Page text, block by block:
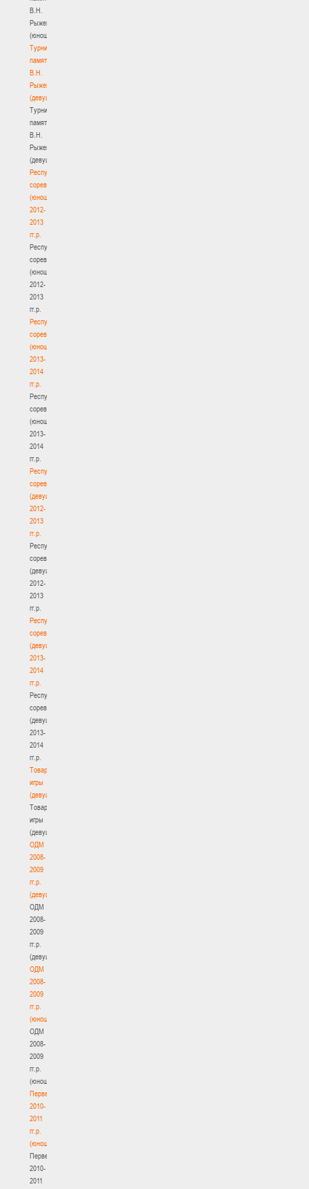
В.Н.
Рыженкова
(юноши)
Турнир
памяти
В.Н.
Рыженкова
(девушки)
Турнир
памяти
В.Н.
Рыженкова
(девушки)
Республиканские
соревнования
(юноши)
2012-
2013
гг.р.
Республиканские
соревнования
(юноши)
2012-
2013
гг.р.
Республиканские
соревнования
(юноши)
2013-
2014
гг.р.
Республиканские
соревнования
(юноши)
2013-
2014
гг.р.
Республиканские
соревнования
(девушки)
2012-
2013
гг.р.
Республиканские
соревнования
(девушки)
2012-
2013
гг.р.
Республиканские
соревнования
(девушки)
2013-
2014
гг.р.
Республиканские
соревнования
(девушки)
2013-
2014
гг.р.
Товарищеские
игры
(девушки)
Товарищеские
игры
(девушки)
ОДМ
2008-
2009
гг.р.
(девушки)
ОДМ
2008-
2009
гг.р.
(девушки)
ОДМ
2008-
2009
гг.р.
(юноши)
ОДМ
2008-
2009
гг.р.
(юноши)
Первенство
2010-
2011
гг.р.
(юноши)
Первенство
2010-
2011